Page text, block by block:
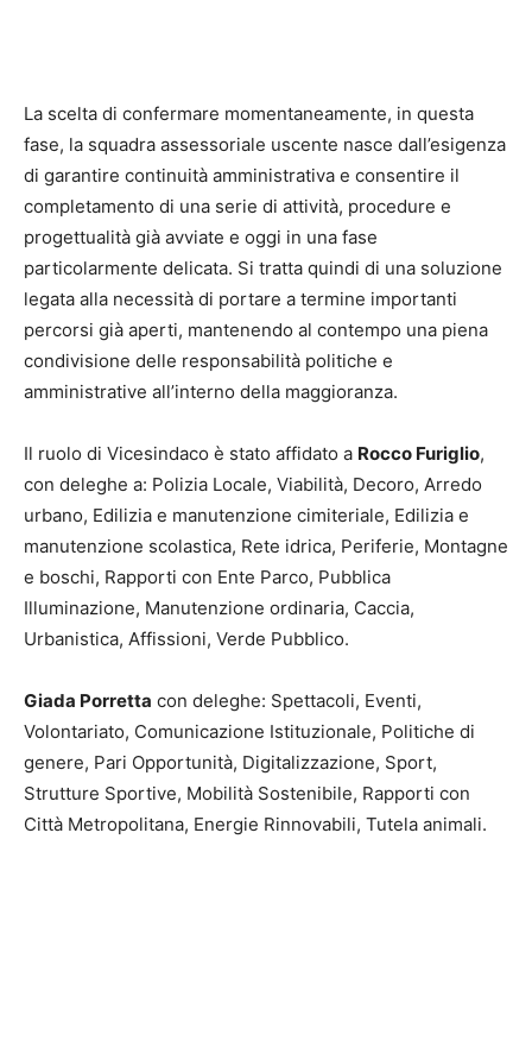
La scelta di confermare momentaneamente, in questa
fase, la squadra assessoriale uscente nasce dall’esigenza
di garantire continuità amministrativa e consentire il
completamento di una serie di attività, procedure e
progettualità già avviate e oggi in una fase
particolarmente delicata. Si tratta quindi di una soluzione
legata alla necessità di portare a termine importanti
percorsi già aperti, mantenendo al contempo una piena
condivisione delle responsabilità politiche e
amministrative all’interno della maggioranza.
Il ruolo di Vicesindaco è stato affidato a Rocco Furiglio,
con deleghe a: Polizia Locale, Viabilità, Decoro, Arredo
urbano, Edilizia e manutenzione cimiteriale, Edilizia e
manutenzione scolastica, Rete idrica, Periferie, Montagne
e boschi, Rapporti con Ente Parco, Pubblica
Illuminazione, Manutenzione ordinaria, Caccia,
Urbanistica, Affissioni, Verde Pubblico.
Giada Porretta con deleghe: Spettacoli, Eventi,
Volontariato, Comunicazione Istituzionale, Politiche di
genere, Pari Opportunità, Digitalizzazione, Sport,
Strutture Sportive, Mobilità Sostenibile, Rapporti con
Città Metropolitana, Energie Rinnovabili, Tutela animali.